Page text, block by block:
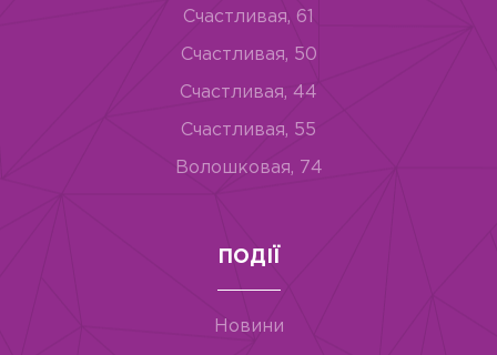
Счастливая, 61
Счастливая, 50
Счастливая, 44
Счастливая, 55
Волошковая, 74
ПОДІЇ
Новини